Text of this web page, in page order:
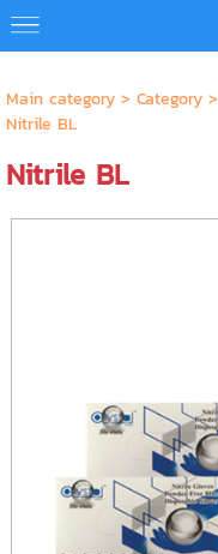
Main category> Category>
Nitrile BL
Nitrile BL